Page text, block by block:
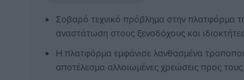
Σοβαρό τεχνικό πρόβλημα στην πλατφόρμα
αναστάτωση στους ξενοδόχους και
Η πλατφόρμα εμφάνισε λανθασμένα
αποτέλεσμα αλλοιωμένες χρεώσεις προς τους